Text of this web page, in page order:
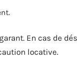
En cas de
locative.